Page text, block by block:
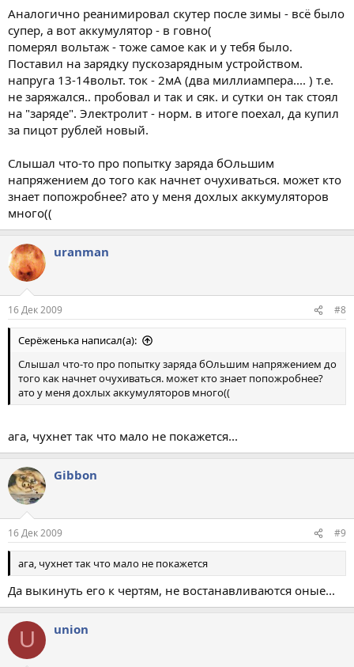
Хотя 6В аккумуляторы от фонаря миллионника заряжает без
проблем.:-(
Аналогично реанимировал скутер после зимы - всё было
супер, а вот аккумулятор - в говно(
померял вольтаж - тоже самое как и у тебя было.
Поставил на зарядку пускозарядным устройством.
напруга 13-14вольт. ток - 2мА (два миллиампера.... ) т.е.
не заряжался.. пробовал и так и сяк. и сутки он так стоял
на "заряде". Электролит - норм. в итоге поехал, да купил
за пицот рублей новый.
Слышал что-то про попытку заряда бОльшим
напряжением до того как начнет очухиваться. может кто
знает попожробнее? ато у меня дохлых аккумуляторов
много((
uranman
16 Дек 2009 #8
Серёженька написал(а):
Слышал что-то про попытку заряда бОльшим напряжением до
того как начнет очухиваться. может кто знает попожробнее?
ато у меня дохлых аккумуляторов много((
ага, чухнет так что мало не покажется...
Gibbon
16 Дек 2009 #9
ага, чухнет так что мало не покажется
Да выкинуть его к чертям, не востанавливаются оные...
U union